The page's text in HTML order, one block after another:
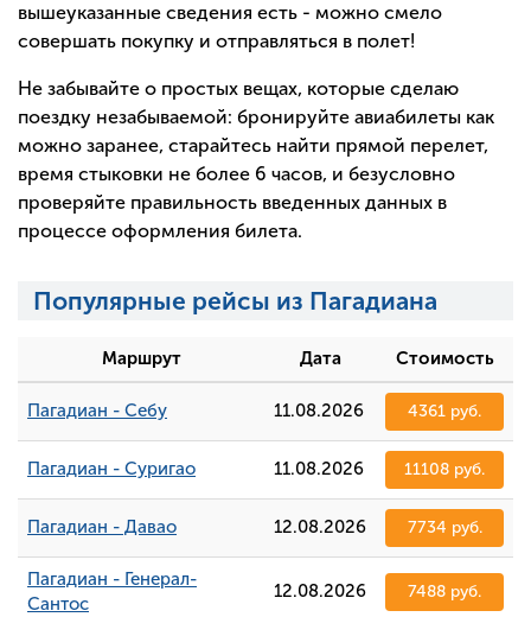
вышеуказанные сведения есть - можно смело
совершать покупку и отправляться в полет!
Не забывайте о простых вещах, которые сделаю
поездку незабываемой: бронируйте авиабилеты как
можно заранее, старайтесь найти прямой перелет,
время стыковки не более 6 часов, и безусловно
проверяйте правильность введенных данных в
процессе оформления билета.
Популярные рейсы из Пагадиана
Маршрут Дата Стоимость
Пагадиан - Себу 11.08.2026 4361 руб.
Пагадиан - Суригао 11.08.2026 11108 руб.
Пагадиан - Давао 12.08.2026 7734 руб.
Пагадиан - Генерал-
Сантос
12.08.2026 7488 руб.